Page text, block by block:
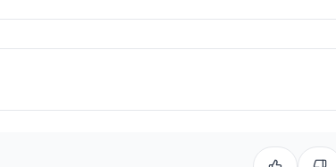
автоматизации масштабируют
ВКонтакте, Viber, Instagram, Facebook